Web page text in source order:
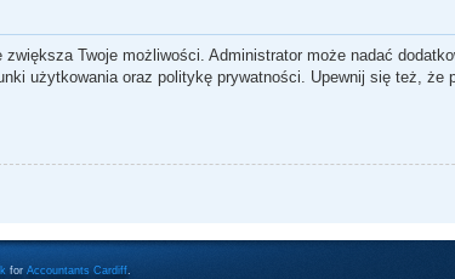
Twoje możliwości. Administrator może nadać
użytkowania oraz politykę prywatności. Upewnij się też, że
forAccountants Cardiff.